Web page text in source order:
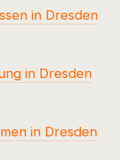
in Dresden
in Dresden
in Dresden